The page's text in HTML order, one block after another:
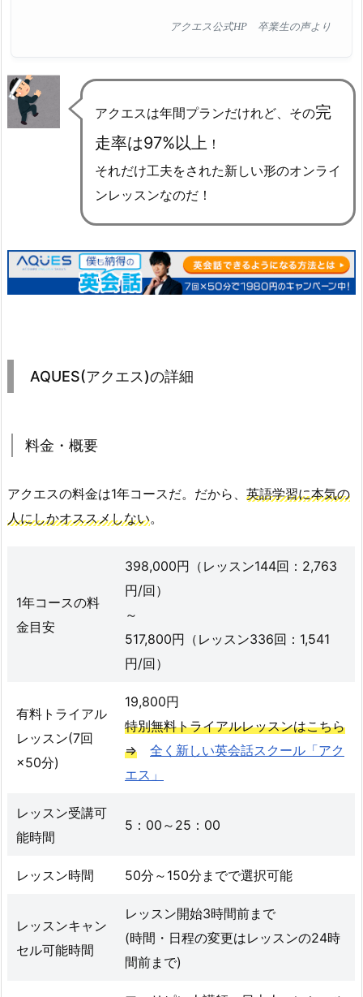
アクエス公式HP 卒業生の声より
アクエスは年間プランだけれど、その完
走率は97%以上 ！
それだけ工夫をされた新しい形のオンライ
ンレッスンなのだ！
AQUES(アクエス)の詳細
料金・概要
アクエスの料金は1年コースだ。だから、 英語学習に本気の
人にしかオススメしない。
1年コースの料
金目安
398,000円（レッスン144回：2,763
円/回）
～
517,800円（レッスン336回：1,541
円/回）
有料トライアル
レッスン(7回
×50分)
19,800円
特別無料トライアルレッスンはこちら
⇒
全く新しい英会話スクール「アク
エス」
レッスン受講可
能時間
5：00～25：00
レッスン時間 50分～150分までで選択可能
レッスンキャン
セル可能時間
レッスン開始3時間前まで
(時間・日程の変更はレッスンの24時
間前まで)